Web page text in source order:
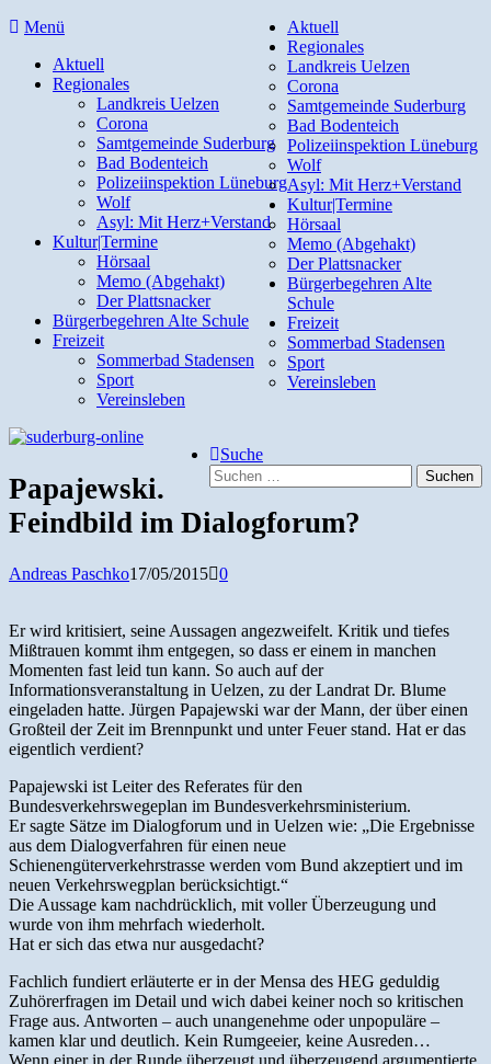
Direkt
Inhalt
Menü
Aktuell
Regionales
Landkreis Uelzen
Corona
Samtgemeinde Suderburg
Bad Bodenteich
Polizeiinspektion Lüneburg
Wolf
Asyl: Mit Herz+Verstand
Kultur|Termine
Hörsaal
Memo (Abgehakt)
Der Plattsnacker
Bürgerbegehren Alte Schule
Freizeit
Sommerbad Stadensen
Sport
Vereinsleben
Suche
Suchen
nach:
Aktuell
Regionales
Landkreis Uelzen
Corona
Samtgemeinde Suderburg
Bad Bodenteich
Polizeiinspektion Lüneburg
Wolf
Asyl: Mit Herz+Verstand
Kultur|Termine
Hörsaal
Memo (Abgehakt)
Der Plattsnacker
Bürgerbegehren Alte
Schule
Freizeit
Sommerbad Stadensen
Sport
Vereinsleben
Papajewski.
Feindbild im Dialogforum?
Andreas Paschko17/05/2015 0
Er wird kritisiert, seine Aussagen angezweifelt. Kritik und tiefes
Mißtrauen kommt ihm entgegen, so dass er einem in manchen
Momenten fast leid tun kann. So auch auf der
Informationsveranstaltung in Uelzen, zu der Landrat Dr. Blume
eingeladen hatte. Jürgen Papajewski war der Mann, der über einen
Großteil der Zeit im Brennpunkt und unter Feuer stand. Hat er das
eigentlich verdient?
Papajewski ist Leiter des Referates für den
Bundesverkehrswegeplan im Bundesverkehrsministerium.
Er sagte Sätze im Dialogforum und in Uelzen wie: „Die Ergebnisse
aus dem Dialogverfahren für einen neue
Schienengüterverkehrstrasse werden vom Bund akzeptiert und im
neuen Verkehrswegplan berücksichtigt.“
Die Aussage kam nachdrücklich, mit voller Überzeugung und
wurde von ihm mehrfach wiederholt.
Hat er sich das etwa nur ausgedacht?
Fachlich fundiert erläuterte er in der Mensa des HEG geduldig
Zuhörerfragen im Detail und wich dabei keiner noch so kritischen
Frage aus. Antworten – auch unangenehme oder unpopuläre –
kamen klar und deutlich. Kein Rumgeeier, keine Ausreden…